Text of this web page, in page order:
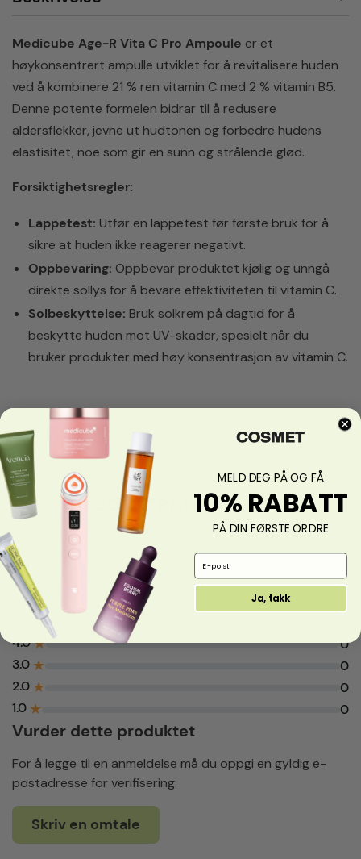
Medicube Age-R Vita C Pro Ampoule er et
høykonsentrert ampulle utviklet for å revitalisere huden
ved å kombinere 21 % ren vitamin C med 2 % vitamin B5.
Denne potente formelen bidrar til å redusere
aldersflekker, jevne ut hudtonen og forbedre hudens
elastisitet, noe som gir en sunn og strålende glød.
Forsiktighetsregler:
Lappetest: Utfør en lappetest før første bruk for å
sikre at huden ikke reagerer negativt.
Oppbevaring: Oppbevar produktet kjølig og unngå
direkte sollys for å bevare effektiviteten til vitamin C.
Solbeskyttelse: Bruk solkrem på dagtid for å
beskytte huden mot UV-skader, spesielt når du
bruker produkter med høy konsentrasjon av vitamin C.
Produktanmeldelser
0.0 fra 0 vurderinger
★
4.0★
0
3.0 ★
0
2.0 ★
0
1.0 ★ 0
Vurder dette produktet
For å legge til en anmeldelse må du oppgi en gyldig e-
postadresse for verifisering.
Skriv en omtale
MELD DEG PÅ OG FÅ
10% RABATT
PÅ DIN FØRSTE ORDRE
Email Address
Ja, takk